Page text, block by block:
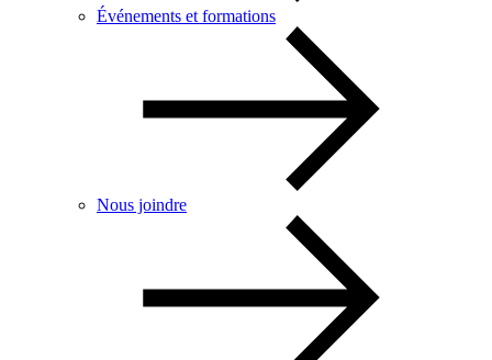
Événements et formations
Nous joindre